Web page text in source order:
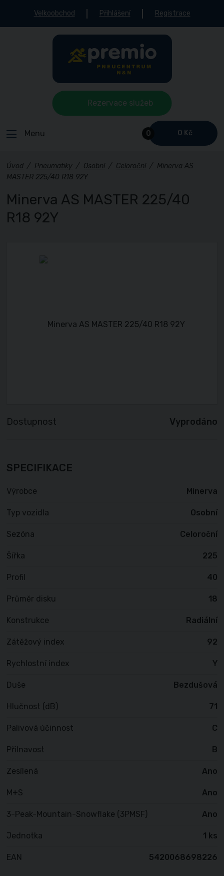
Velkoobchod Přihlášení Registrace
0 0 Kč
Menu
Rezervace služeb
Úvod / Pneumatiky / Osobní / Celoroční / Minerva AS
MASTER 225/40 R18 92Y
Minerva AS MASTER 225/40
R18 92Y
Dostupnost Vyprodáno
SPECIFIKACE
Výrobce Minerva
Typ vozidla Osobní
Sezóna Celoroční
Šířka 225
Profil 40
Průměr disku 18
Konstrukce Radiální
Zátěžový index 92
Rychlostní index Y
Duše Bezdušová
Hlučnost (dB) 71
Palivová účinnost C
Přilnavost B
Zesílená Ano
M+S Ano
3-Peak-Mountain-Snowflake (3PMSF) Ano
Jednotka 1 ks
EAN 5420068698226